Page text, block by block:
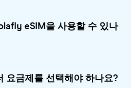
eSIM을 사용할 수 있나
요금제를 선택해야 하나요?